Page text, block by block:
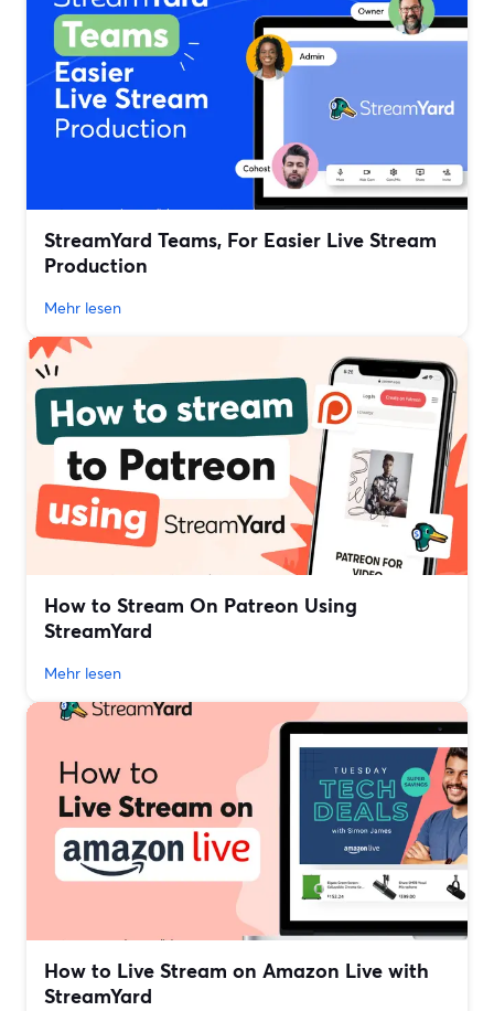
StreamYard Teams, For Easier Live Stream
Production
Mehr lesen
How to Stream On Patreon Using
StreamYard
Mehr lesen
How to Live Stream on Amazon Live with
StreamYard